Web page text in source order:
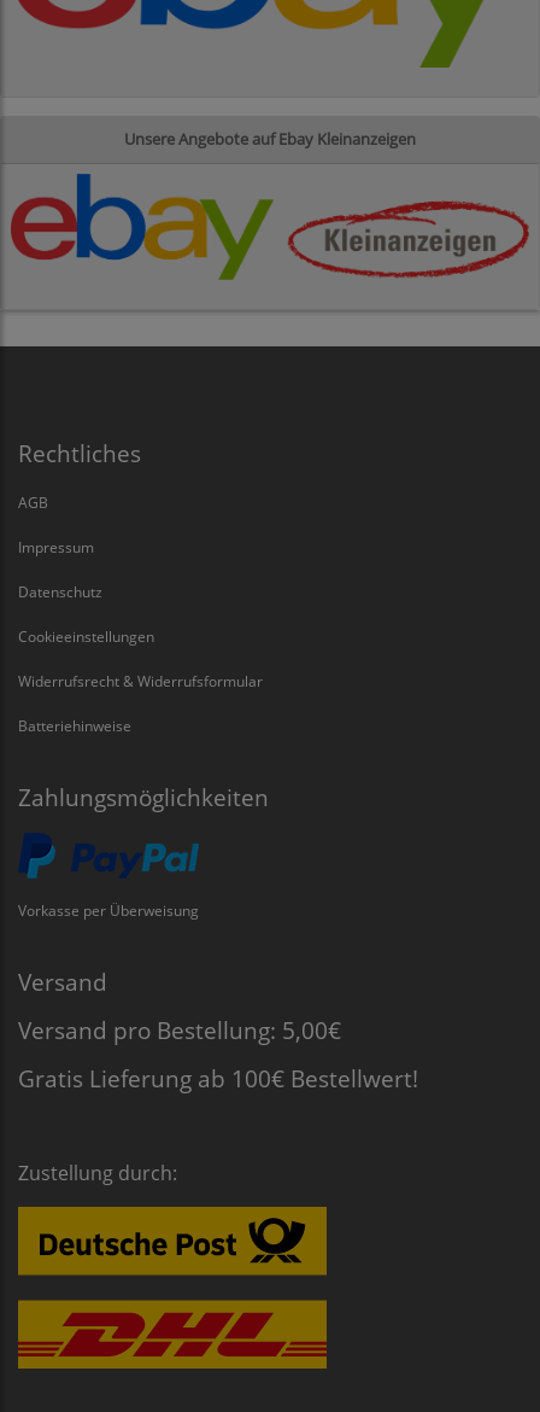
Unsere Angebote auf Ebay Kleinanzeigen
Rechtliches
AGB
Impressum
Datenschutz
Cookieeinstellungen
Widerrufsrecht & Widerrufsformular
Batteriehinweise
Zahlungsmöglichkeiten
Vorkasse per Überweisung
Versand
Versand pro Bestellung: 5,00€
Gratis Lieferung ab 100€ Bestellwert!
Zustellung durch: